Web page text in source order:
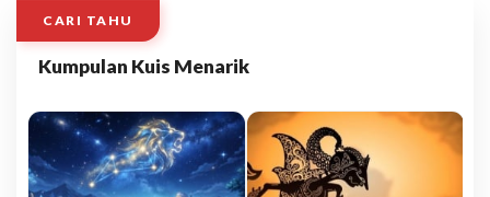
CARI TAHU
Kumpulan Kuis Menarik